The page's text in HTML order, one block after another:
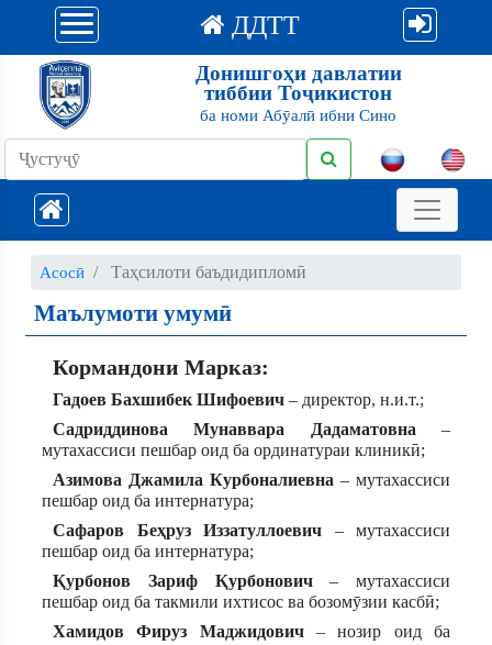
ДДТТ
Донишгоҳи давлатии
тиббии Тоҷикистон
ба номи Абӯалӣ ибни Сино
Асосӣ Таҳсилоти баъдидипломӣ
Маълумоти умумӣ
Кормандони Марказ:
Гадоев Бахшибек Шифоевич – директор, н.и.т.;
Садриддинова Мунаввара Дадаматовна –
мутахассиси пешбар оид ба ординатураи клиникӣ;
Азимова Джамила Курбоналиевна – мутахассиси
пешбар оид ба интернатура;
Сафаров Беҳруз Иззатуллоевич – мутахассиси
пешбар оид ба интернатура;
Қурбонов Зариф Қурбонович– мутахассиси
пешбар оид ба такмили ихтисос ва бозомӯзии касбӣ;
Хамидов Фируз Маджидович – нозир оид ба